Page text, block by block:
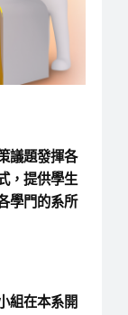
議題發揮各
，提供學生
學門的系所
組在本系開